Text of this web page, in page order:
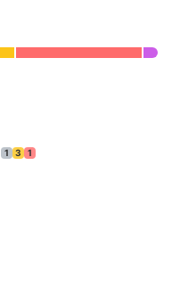
1 3 1